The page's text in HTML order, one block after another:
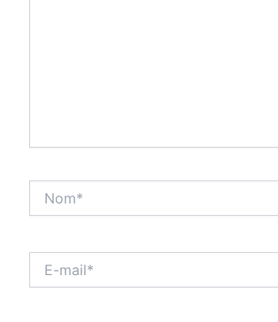
mail*